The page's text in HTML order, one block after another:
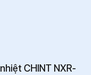
CHINT NXR-